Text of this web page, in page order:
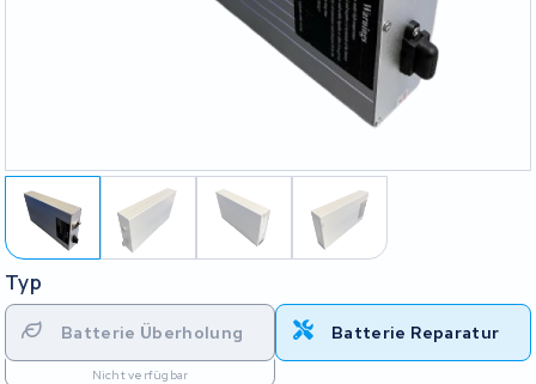
Typ
Batterie Überholung
Nicht verfügbar
Batterie Reparatur